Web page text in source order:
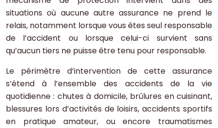
situations où aucune autre assurance ne prend le
relais, notamment lorsque vous êtes seul responsable
de l’accident ou lorsque celui-ci survient sans
qu’aucun tiers ne puisse être tenu pour responsable.
Le périmètre d’intervention de cette assurance
s’étend à l’ensemble des accidents de la vie
quotidienne : chutes à domicile, brûlures en cuisinant,
blessures lors d’activités de loisirs, accidents sportifs
en pratique amateur, ou encore traumatismes